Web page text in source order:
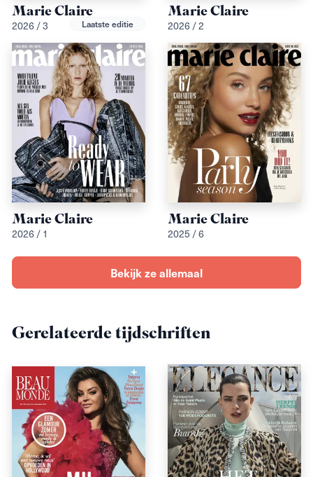
Marie Claire
2026 / 3 Laatste editie
Marie Claire
2026 / 2
Marie Claire
2026 / 1
Marie Claire
2025 / 6
Bekijk ze allemaal
Gerelateerde tijdschriften